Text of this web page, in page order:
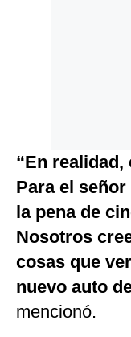
“En
Para el
la pena de
Nosotros
cosas que
nuevo auto
mencionó.